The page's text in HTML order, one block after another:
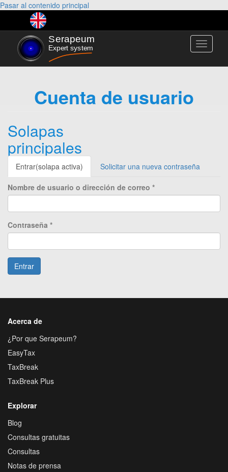
Pasar al contenido principal
Toggle
Cuenta de usuario
Solapas
principales
Entrar(solapa activa) Solicitar una nueva contraseña
Nombre de usuario o dirección de correo *
Contraseña *
Entrar
Acerca de
¿Por que Serapeum?
EasyTax
TaxBreak
TaxBreak Plus
Explorar
Blog
Consultas gratuitas
Consultas
Notas de prensa